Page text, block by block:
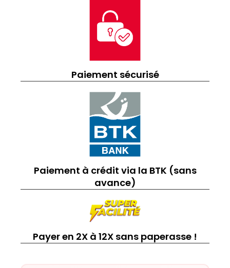
Paiement sécurisé
Paiement à crédit via la BTK (sans
avance)
Payer en 2X à 12X sans paperasse !